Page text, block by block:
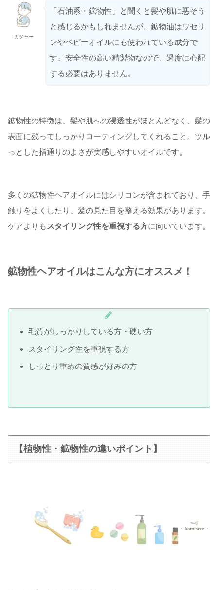
ガジャー
「石油系・鉱物性」と聞くと髪や肌に悪そう
と感じるかもしれませんが、鉱物油はワセリ
ンやベビーオイルにも使われている成分で
す。安全性の高い精製物なので、過度に心配
する必要はありません。
鉱物性の特徴は、髪や肌への浸透性がほとんどなく、髪の
表面に残ってしっかりコーティングしてくれること。ツル
っとした指通りのよさが実感しやすいオイルです。
多くの鉱物性ヘアオイルにはシリコンが含まれており、手
触りをよくしたり、髪の見た目を整える効果があります。
ケアよりも スタイリング性を重視する方に向いています。
鉱物性ヘアオイルはこんな方にオススメ！
毛質がしっかりしている方・硬い方
スタイリング性を重視する方
しっとり重めの質感が好みの方
【植物性・鉱物性の違いポイント】